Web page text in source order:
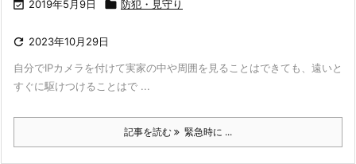
 2019年5月9日  防犯・見守り
 2023年10月29日
自分でIPカメラを付けて実家の中や周囲を見ることはできても、遠いと
すぐに駆けつけることはで ...
記事を読む 緊急時に ...